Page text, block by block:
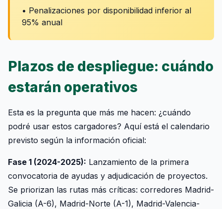
• Penalizaciones por disponibilidad inferior al
95% anual
Plazos de despliegue: cuándo
estarán operativos
Esta es la pregunta que más me hacen: ¿cuándo
podré usar estos cargadores? Aquí está el calendario
previsto según la información oficial:
Fase 1 (2024-2025): Lanzamiento de la primera
convocatoria de ayudas y adjudicación de proyectos.
Se priorizan las rutas más críticas: corredores Madrid-
Galicia (A-6), Madrid-Norte (A-1), Madrid-Valencia-